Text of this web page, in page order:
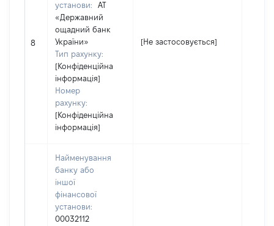
8
установи:
АТ
«Державний
ощадний банк
України»
Тип рахунку:
[Конфіденційна
інформація]
Номер
рахунку:
[Конфіденційна
інформація]
[Не застосовується]
Найменування
банку або
іншої
фінансової
установи:
00032112